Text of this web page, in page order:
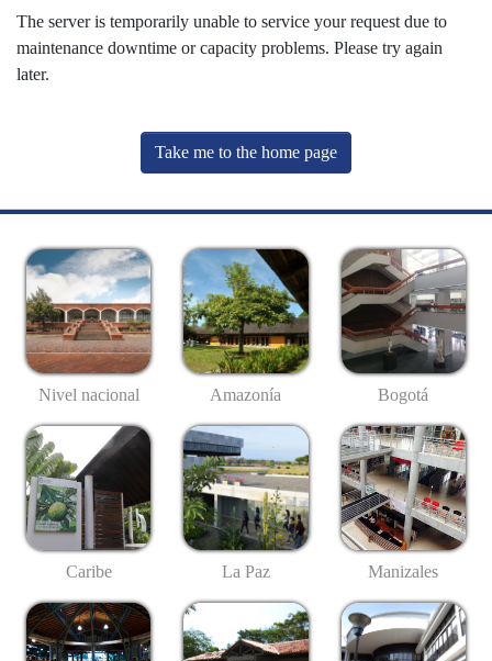
The server is temporarily unable to service your request due to
maintenance downtime or capacity problems. Please try again
later.
Take me to the home page
Nivel nacional Amazonía Bogotá
Caribe La Paz Manizales